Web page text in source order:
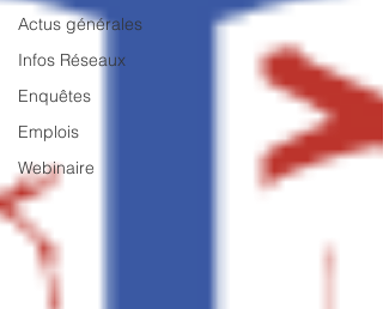
Actus générales
Infos Réseaux
Enquêtes
Emplois
Webinaire